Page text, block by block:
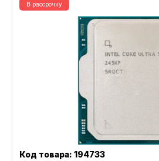
В рассрочку
Код товара: 194733